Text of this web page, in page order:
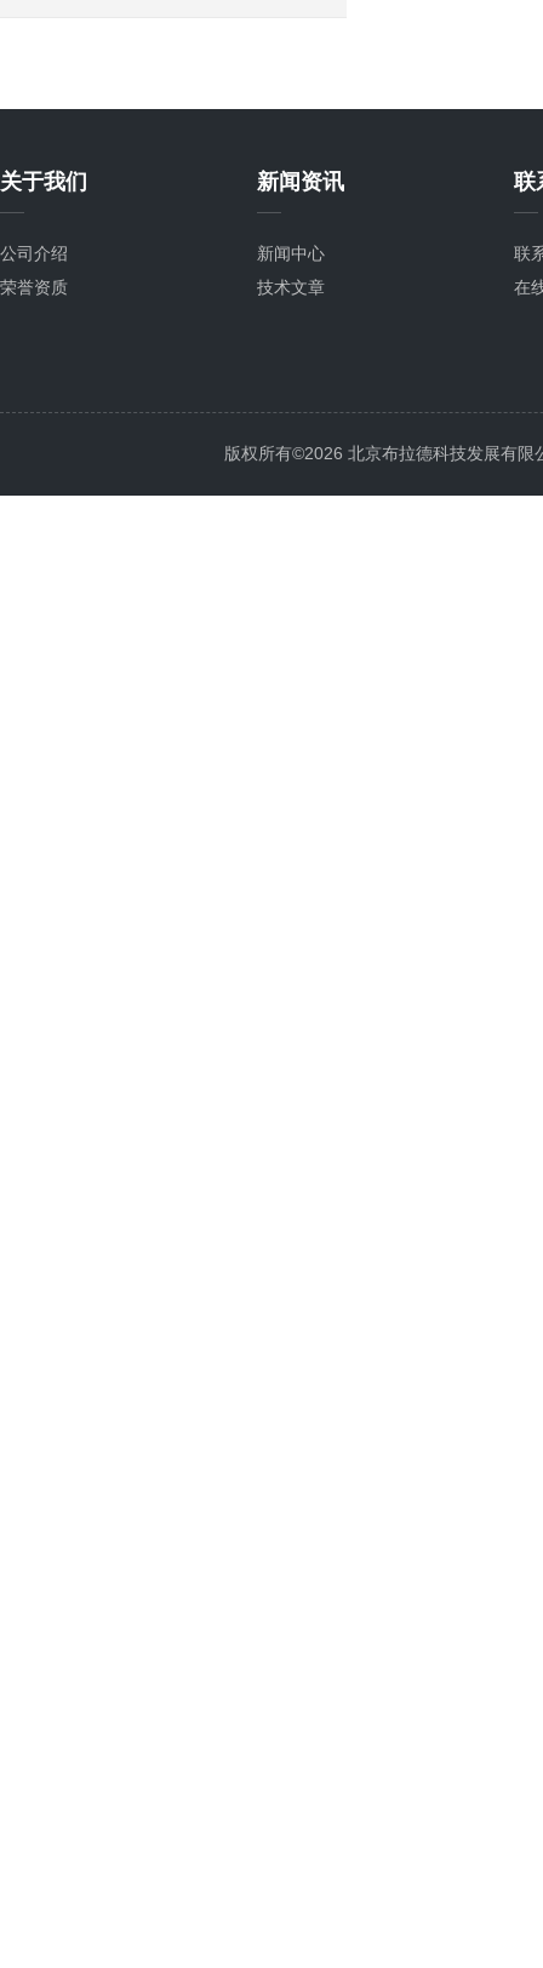
关于我们
公司介绍
荣誉资质
新闻资讯
新闻中心
技术文章
联
联
在
版权所有©2026 北京布拉德科技发展有